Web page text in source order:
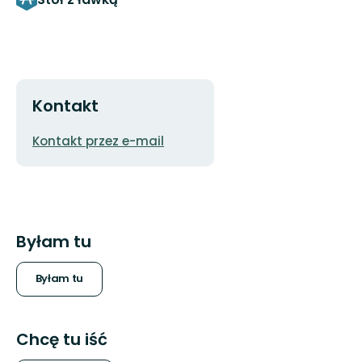
Kontakt
Adres
Kontakt przez e-mail
Byłam tu
Byłam tu
Chcę tu iść